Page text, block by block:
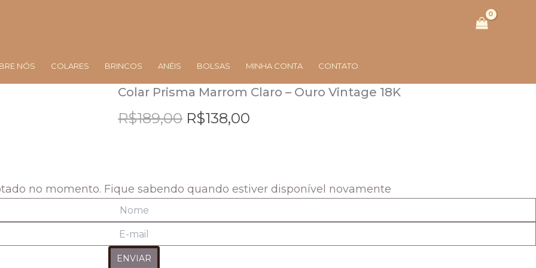
NÓS COLARES BRINCOS ANÉIS BOLSAS MINHA CONTA CONTATO
Colar Prisma Marrom Claro – Ouro Vintage 18K
R$189,00
O
preço
R$189,00.
R$138,00
O
R$138,00.
no momento. Fique sabendo quando estiver disponível novamente